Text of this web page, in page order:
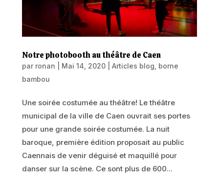
Notre photobooth au théâtre de Caen
par ronan Mai 14, 2020| Articles blog borne
bambou
Une soirée costumée au théâtre! Le théâtre
municipal de la ville de Caen ouvrait ses portes
pour une grande soirée costumée. La nuit
baroque, première édition proposait au public
Caennais de venir déguisé et maquillé pour
danser sur la scène. Ce sont plus de 600...